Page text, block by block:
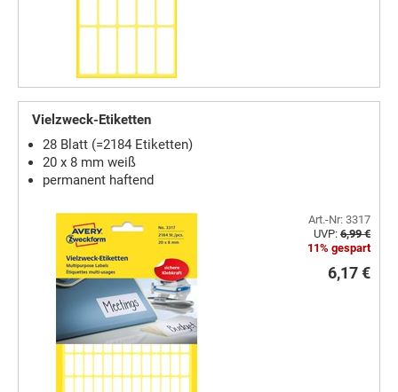
Vielzweck-Etiketten
28 Blatt (=2184 Etiketten)
20 x 8 mm weiß
permanent haftend
Art.-Nr: 3317
UVP: 6,99 €
11% gespart
6,17 €